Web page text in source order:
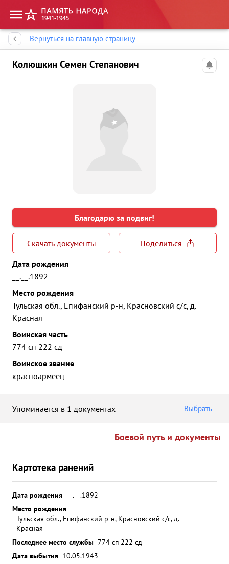
Вернуться на главную страницу
Колюшкин Семен Степанович
Благодарю за подвиг!
Скачать документы
Поделиться
Дата рождения
__.__.1892
Место рождения
Тульская обл., Епифанский р-н, Красновский с/с, д.
Красная
Воинская часть
774 сп 222 сд
Воинское звание
красноармеец
Упоминается в 1 документах Выбрать
Боевой путь и документы
Картотека ранений
Дата рождения
__.__.1892
Место рождения
Тульская обл., Епифанский р-н, Красновский с/с, д.
Красная
Последнее место службы 774 сп 222 сд
Дата выбытия 10.05.1943
Память народа